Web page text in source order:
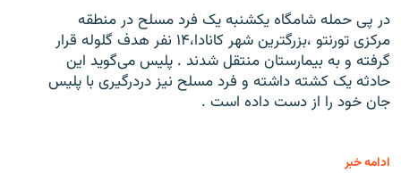
در پی حمله شامگاه یکشنبه یک فرد مسلح در منطقه
مرکزی تورنتو ،‌بزرگترین شهر کانادا،۱۴ نفر هدف گلوله قرار
گرفته و به بیمارستان منتقل شدند . پلیس می‌گوید این
حادثه یک کشته داشته و فرد مسلح نیز دردرگیری با پلیس
جان خود را از دست داده است .
ادامه خبر